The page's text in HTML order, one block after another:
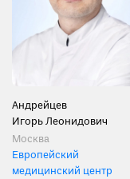
Андрейцев
Игорь Леонидович
Москва
Европейский
медицинский центр